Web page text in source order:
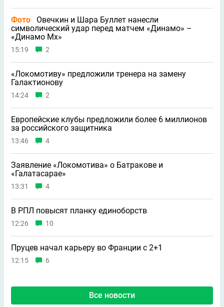
Фото
Овечкин и Шара Буллет нанесли
символический удар перед матчем «Динамо» –
«Динамо Мх»
15:19 2
«Локомотиву» предложили тренера на замену
Галактионову
14:24 2
Европейские клубы предложили более 6 миллионов
за российского защитника
13:46 4
Заявление «Локомотива» о Батракове и
«Галатасарае»
13:31 4
В РПЛ повысят планку единоборств
12:26 10
Пруцев начал карьеру во Франции с 2+1
12:15 6
Все новости